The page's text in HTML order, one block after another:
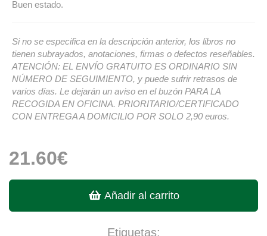
Buen estado.
Si no se especifica en la descripción anterior, los libros no
tienen subrayados, anotaciones, firmas o defectos reseñables.
ATENCIÓN: EL ENVÍO GRATUITO ES ORDINARIO SIN
NÚMERO DE SEGUIMIENTO, y puede sufrir retrasos de
varios días. Le dejarán un aviso en el buzón PARA LA
RECOGIDA EN OFICINA. PRIORITARIO/CERTIFICADO
CON ENTREGA A DOMICILIO POR SOLO 2,90 euros.
21.60€
Añadir al carrito
Etiquetas: